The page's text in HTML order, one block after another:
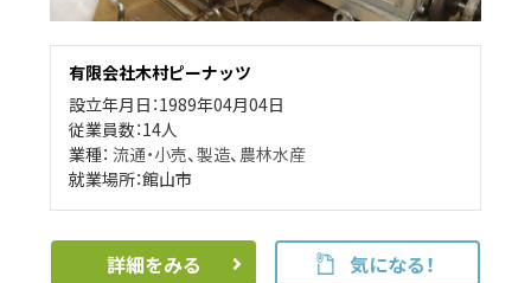
有限会社木村ピーナッツ
設立年月日：1989年04月04日
従業員数：14人
業種：流通・小売、製造、 農林水産
就業場所：館山市
詳細をみる 気になる！